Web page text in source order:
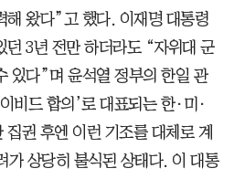
해 왔다”고 했다. 이재명 대통령
던 3년 전만 하더라도 “자위대 군
있다”며 윤석열 정부의 한일 관
비드 합의’로 대표되는 한·미·
집권 후엔 이런 기조를 대체로 계
상당히 불식된 상태다. 이 대통